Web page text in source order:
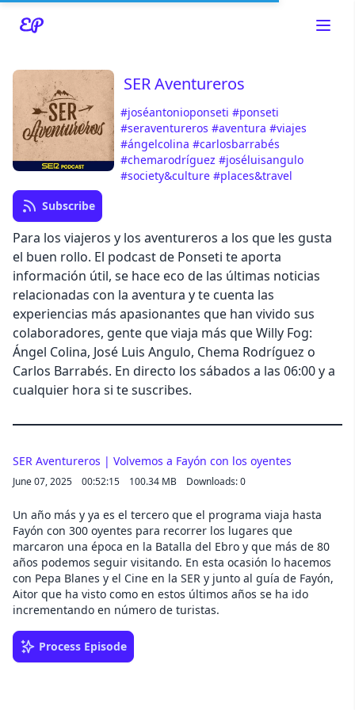
Read about our content policies here
Cancel Save
SER Aventureros
#joséantonioponseti #ponseti
#seraventureros #aventura #viajes
#ángelcolina #carlosbarrabés
#chemarodríguez #joséluisangulo
#society&culture #places&travel
Subscribe
Para los viajeros y los aventureros a los que les gusta
el buen rollo. El podcast de Ponseti te aporta
información útil, se hace eco de las últimas noticias
relacionadas con la aventura y te cuenta las
experiencias más apasionantes que han vivido sus
colaboradores, gente que viaja más que Willy Fog:
Ángel Colina, José Luis Angulo, Chema Rodríguez o
Carlos Barrabés. En directo los sábados a las 06:00 y a
cualquier hora si te suscribes.
Cancel
SER Aventureros | Volvemos a Fayón con los oyentes
June 07, 2025 00:52:15 100.34 MB Downloads: 0
Un año más y ya es el tercero que el programa viaja hasta
Fayón con 300 oyentes para recorrer los lugares que
marcaron una época en la Batalla del Ebro y que más de 80
años podemos seguir visitando. En esta ocasión lo hacemos
con Pepa Blanes y el Cine en la SER y junto al guía de Fayón,
Aitor que ha visto como en estos últimos años se ha ido
incrementando en número de turistas.
Process Episode